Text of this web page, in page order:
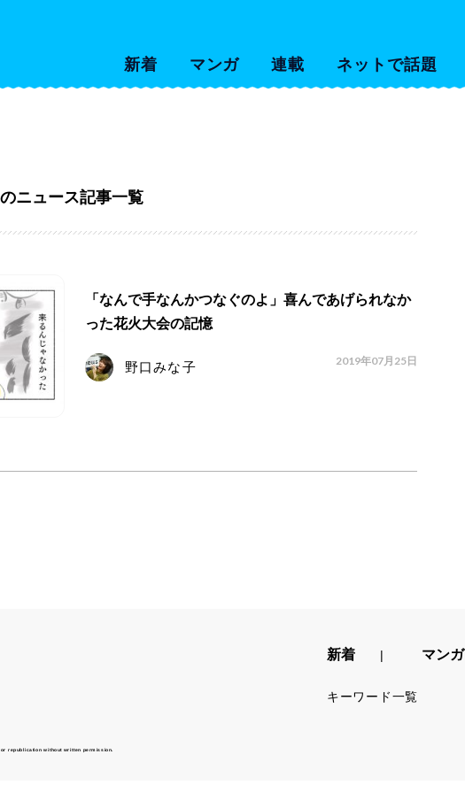
新着 マンガ 連載 ネットで話題
のニュース記事一覧
「なんで手なんかつなぐのよ」喜んであげられなか
った花火大会の記憶
野口みな子 2019年07月25日
republication without written permission.
新着 マンガ
キーワード一覧